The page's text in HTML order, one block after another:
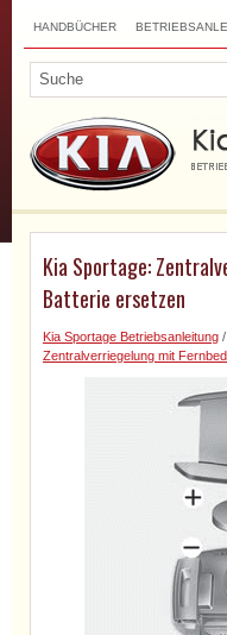
HANDBÜCHER
Kia Sportage:
Batterie ersetzen
Kia Sportage Betriebsanleitung /
Zentralverriegelung mit